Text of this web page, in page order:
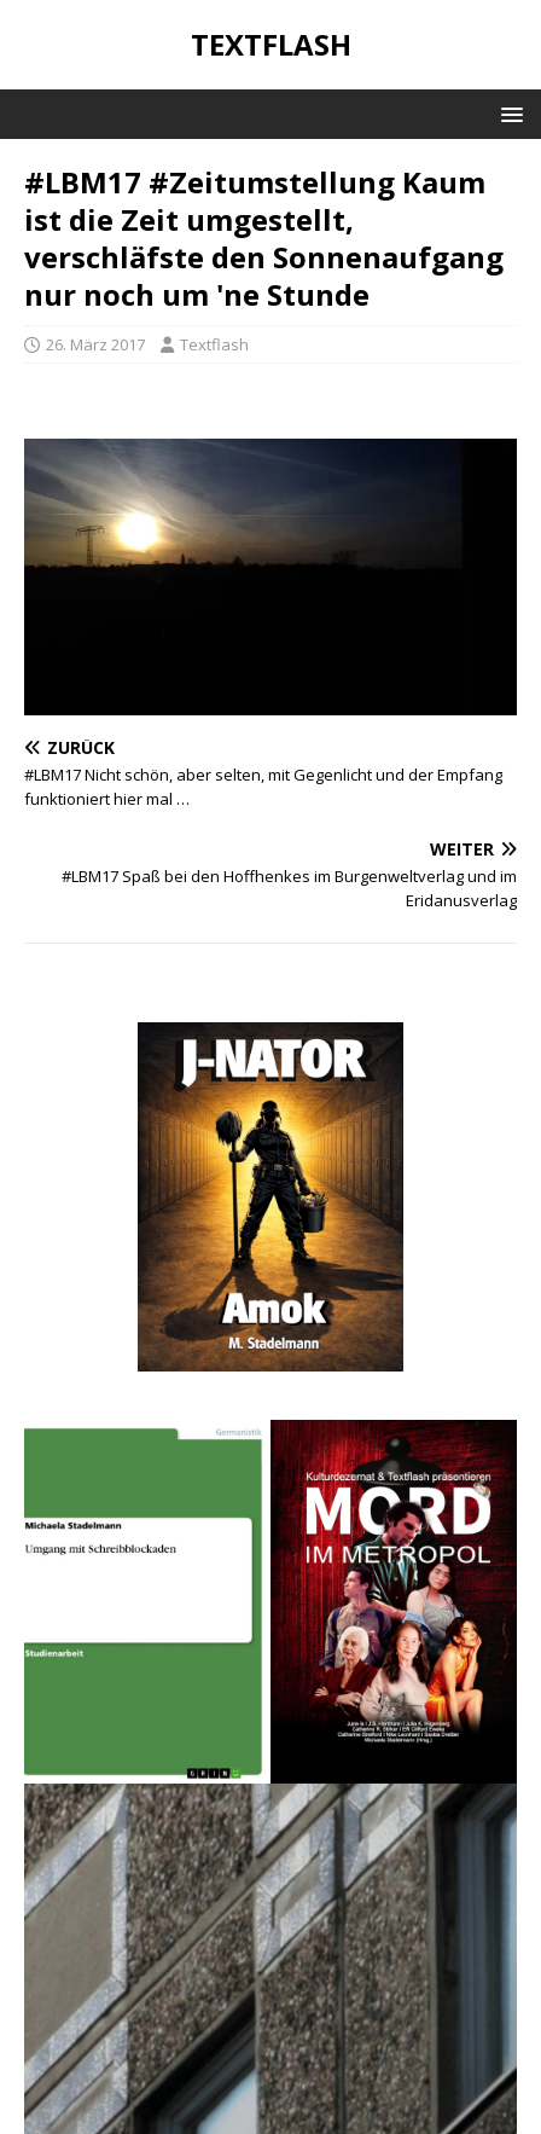
TEXTFLASH
#LBM17 #Zeitumstellung Kaum
ist die Zeit umgestellt,
verschläfste den Sonnenaufgang
nur noch um 'ne Stunde
26. März 2017 Textflash
ZURÜCK
#LBM17 Nicht schön, aber selten, mit Gegenlicht und der Empfang
funktioniert hier mal …
WEITER
#LBM17 Spaß bei den Hoffhenkes im Burgenweltverlag und im
Eridanusverlag